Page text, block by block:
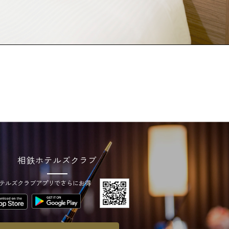
相鉄ホテルズクラブ
ルズクラブアプリでさらにお得